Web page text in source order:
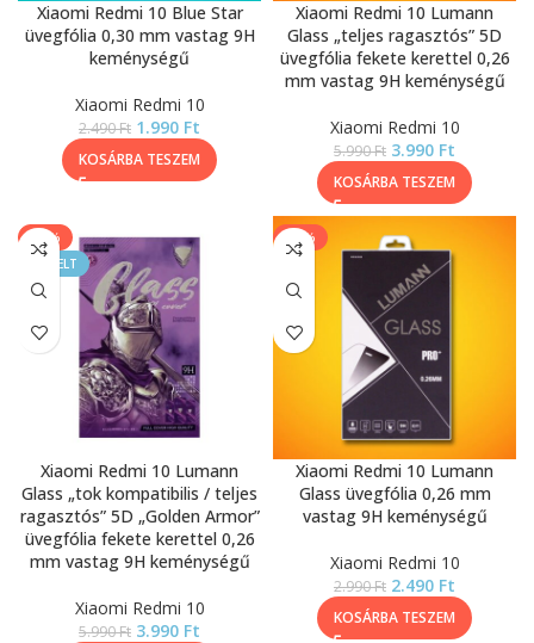
Xiaomi Redmi 10 Blue Star
üvegfólia 0,30 mm vastag 9H
keménységű
Xiaomi Redmi 10
2.490Ft 1.990 Ft
KOSÁRBA TESZEM
Xiaomi Redmi 10 Lumann
Glass „teljes ragasztós” 5D
üvegfólia fekete kerettel 0,26
mm vastag 9H keménységű
Xiaomi Redmi 10
5.990Ft 3.990 Ft
KOSÁRBA TESZEM
-33%
KIEMELT
Xiaomi Redmi 10 Lumann
Glass „tok kompatibilis / teljes
ragasztós” 5D „Golden Armor”
üvegfólia fekete kerettel 0,26
mm vastag 9H keménységű
Xiaomi Redmi 10
5.990Ft 3.990 Ft
-17%
Xiaomi Redmi 10 Lumann
Glass üvegfólia 0,26 mm
vastag 9H keménységű
Xiaomi Redmi 10
2.990Ft 2.490 Ft
KOSÁRBA TESZEM